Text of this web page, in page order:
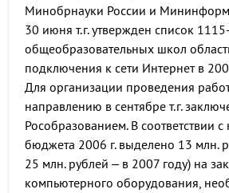
Минобрнауки России и
30 июня т.г. утвержден список
общеобразовательных школ
подключения к сети Интернет в
Для организации проведения
направлению в сентябре т.г.
Рособразованием. В соответствии
бюджета 2006 г. выделено 13 млн.
25 млн. рублей – в 2007 году) на
компьютерного оборудования,